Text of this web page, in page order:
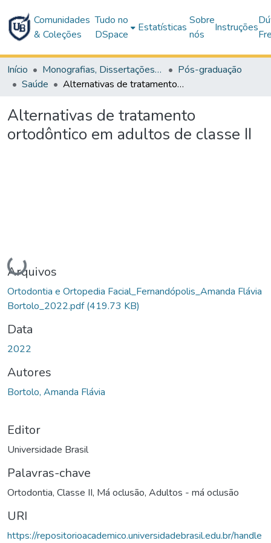
Comunidades
& Coleções
Tudo no
DSpace
Estatísticas
Sobre
nós
Instruções
Início Monografias, Dissertações e Teses
Pós-graduação
Saúde
Alternativas de tratamento ortodôntico em adultos de classe II
Alternativas de tratamento
ortodôntico em adultos de classe II
Carregando...
Arquivos
Ortodontia e Ortopedia Facial_Fernandópolis_Amanda Flávia
Bortolo_2022.pdf(419.73 KB)
Data
2022
Autores
Bortolo, Amanda Flávia
Editor
Universidade Brasil
Palavras-chave
Ortodontia, Classe II, Má oclusão, Adultos - má oclusão
URI
https://repositorioacademico.universidadebrasil.edu.br/handle